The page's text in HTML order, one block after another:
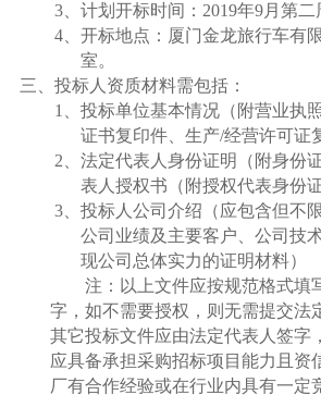
3、计划开标时间： 2019年9月第二
4、开标地点：厦门金龙旅行车有
室。
三、投标人资质材料需包括：
1
、投标单位基本情况（附营业执
证书复印件、生产/经营许可证
2 、法定代表人身份证明（附身份
表人授权书（附授权代表身份
3、投标人公司介绍（应包含但不
公司业绩及主要客户、公司技
现公司总体实力的证明材料）
注：以上文件应按规范格式填
字，如不需要授权，则无需提交法
其它投标文件应由法定代表人签字
应具备承担采购招标项目能力且资
厂有合作经验或在行业内具有一定